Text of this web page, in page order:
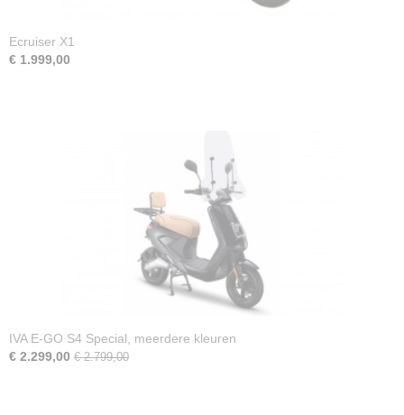
Ecruiser X1
€ 1.999,00
IVA E-GO S4 Special, meerdere kleuren
€ 2.299,00 € 2.799,00